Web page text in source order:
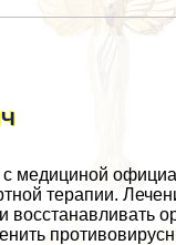
медициной
терапии.